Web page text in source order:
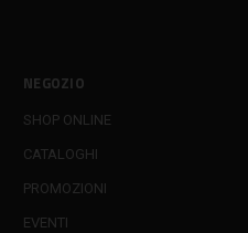
NEGOZIO
SHOP ONLINE
CATALOGHI
PROMOZIONI
EVENTI